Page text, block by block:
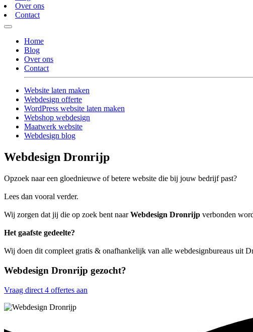
Over ons
Contact
Home
Blog
Over ons
Contact
Website laten maken
Webdesign offerte
WordPress website laten maken
Webshop webdesign
Maatwerk website
Webdesign blog
Webdesign Dronrijp
Opzoek naar een gloednieuwe of betere website die bij jouw bedrijf past?
Lees dan vooral verder.
Wij zorgen dat jij die op zoek bent naarWebdesign Dronrijp verbonden
Het gaafste gedeelte?
Wij doen dit compleet gratis & onafhankelijk van alle webdesignbureaus uit
Webdesign Dronrijp gezocht?
Vraag direct 4 offertes aan